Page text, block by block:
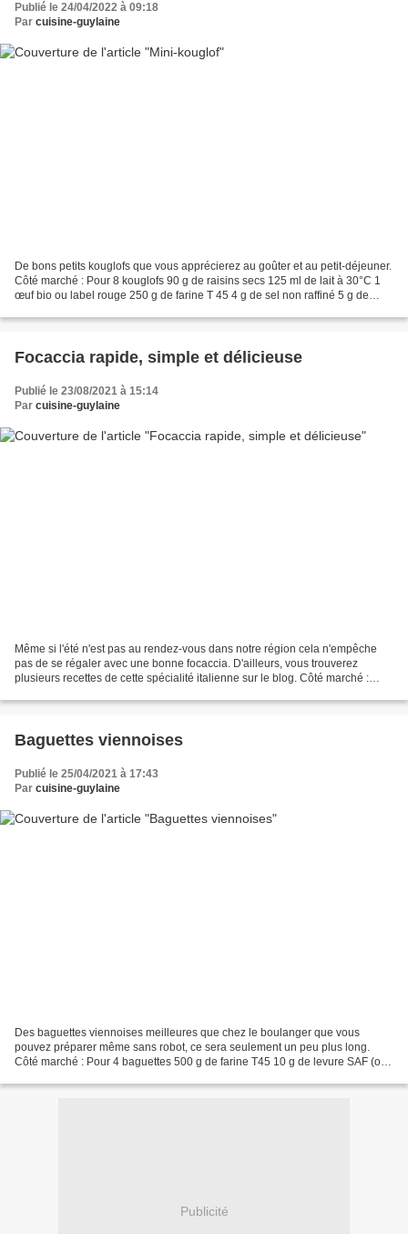
Publié le 24/04/2022 à 09:18
Par cuisine-guylaine
De bons petits kouglofs que vous apprécierez au goûter et au petit-déjeuner.
Côté marché : Pour 8 kouglofs 90 g de raisins secs 125 ml de lait à 30°C 1
œuf bio ou label rouge 250 g de farine T 45 4 g de sel non raffiné 5 g de
Focaccia rapide, simple et délicieuse
Publié le 23/08/2021 à 15:14
Par cuisine-guylaine
Même si l'été n'est pas au rendez-vous dans notre région cela n'empêche
pas de se régaler avec une bonne focaccia. D'ailleurs, vous trouverez
plusieurs recettes de cette spécialité italienne sur le blog. Côté marché :
Baguettes viennoises
Publié le 25/04/2021 à 17:43
Par cuisine-guylaine
Des baguettes viennoises meilleures que chez le boulanger que vous
pouvez préparer même sans robot, ce sera seulement un peu plus long.
Côté marché : Pour 4 baguettes 500 g de farine T45 10 g de levure SAF (ou
Publicité